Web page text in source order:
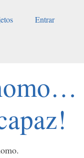
Entrar